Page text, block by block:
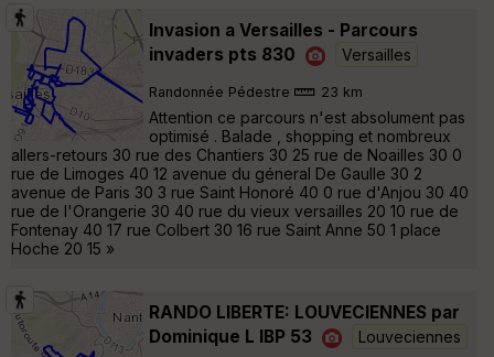
Invasion a Versailles - Parcours
invaders pts 830
Versailles
Randonnée Pédestre 23 km
Attention ce parcours n'est absolument pas
optimisé . Balade , shopping et nombreux
allers-retours 30 rue des Chantiers 30 25 rue de Noailles 30 0
rue de Limoges 40 12 avenue du géneral De Gaulle 30 2
avenue de Paris 30 3 rue Saint Honoré 40 0 rue d'Anjou 30 40
rue de l'Orangerie 30 40 rue du vieux versailles 20 10 rue de
Fontenay 40 17 rue Colbert 30 16 rue Saint Anne 50 1 place
Hoche 20 15 »
RANDO LIBERTE: LOUVECIENNES par
Dominique L IBP 53
Louveciennes